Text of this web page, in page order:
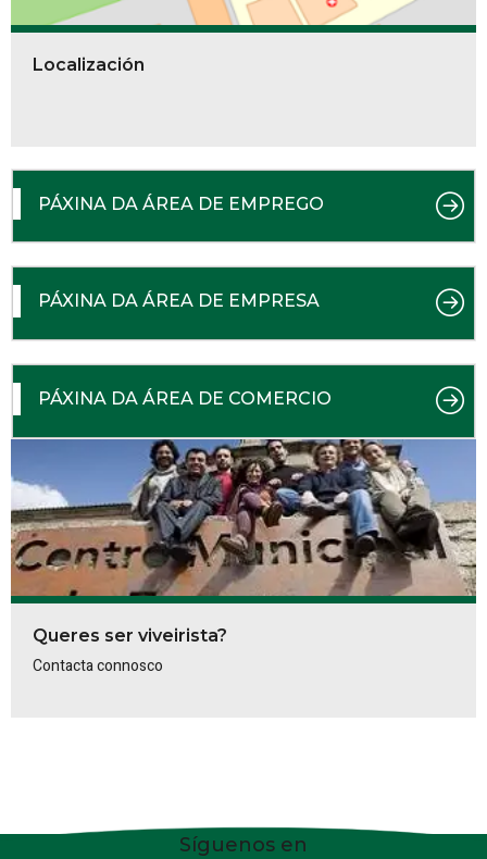
Localización
PÁXINA DA ÁREA DE EMPREGO
PÁXINA DA ÁREA DE EMPRESA
PÁXINA DA ÁREA DE COMERCIO
Queres ser viveirista?
Contacta connosco
Síguenos en